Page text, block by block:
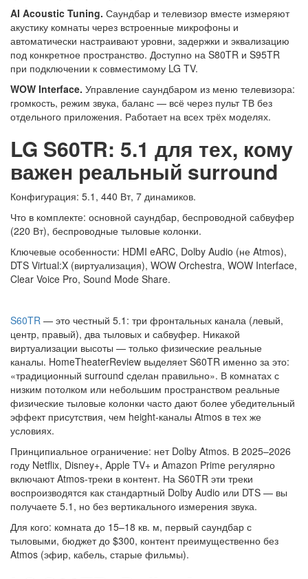
AI Acoustic Tuning. Саундбар и телевизор вместе измеряют
акустику комнаты через встроенные микрофоны и
автоматически настраивают уровни, задержки и эквализацию
под конкретное пространство. Доступно на S80TR и S95TR
при подключении к совместимому LG TV.
WOW Interface. Управление саундбаром из меню телевизора:
громкость, режим звука, баланс — всё через пульт ТВ без
отдельного приложения. Работает на всех трёх моделях.
LG S60TR: 5.1 для тех, кому
важен реальный surround
Конфигурация: 5.1, 440 Вт, 7 динамиков.
Что в комплекте: основной саундбар, беспроводной сабвуфер
(220 Вт), беспроводные тыловые колонки.
Ключевые особенности: HDMI eARC, Dolby Audio (не Atmos),
DTS Virtual:X (виртуализация), WOW Orchestra, WOW Interface,
Clear Voice Pro, Sound Mode Share.
S60TR — это честный 5.1: три фронтальных канала (левый,
центр, правый), два тыловых и сабвуфер. Никакой
виртуализации высоты — только физические реальные
каналы. HomeTheaterReview выделяет S60TR именно за это:
«традиционный surround сделан правильно». В комнатах с
низким потолком или небольшим пространством реальные
физические тыловые колонки часто дают более убедительный
эффект присутствия, чем height-каналы Atmos в тех же
условиях.
Принципиальное ограничение: нет Dolby Atmos. В 2025–2026
году Netflix, Disney+, Apple TV+ и Amazon Prime регулярно
включают Atmos-треки в контент. На S60TR эти треки
воспроизводятся как стандартный Dolby Audio или DTS — вы
получаете 5.1, но без вертикального измерения звука.
Для кого: комната до 15–18 кв. м, первый саундбар с
тыловыми, бюджет до $300, контент преимущественно без
Atmos (эфир, кабель, старые фильмы).